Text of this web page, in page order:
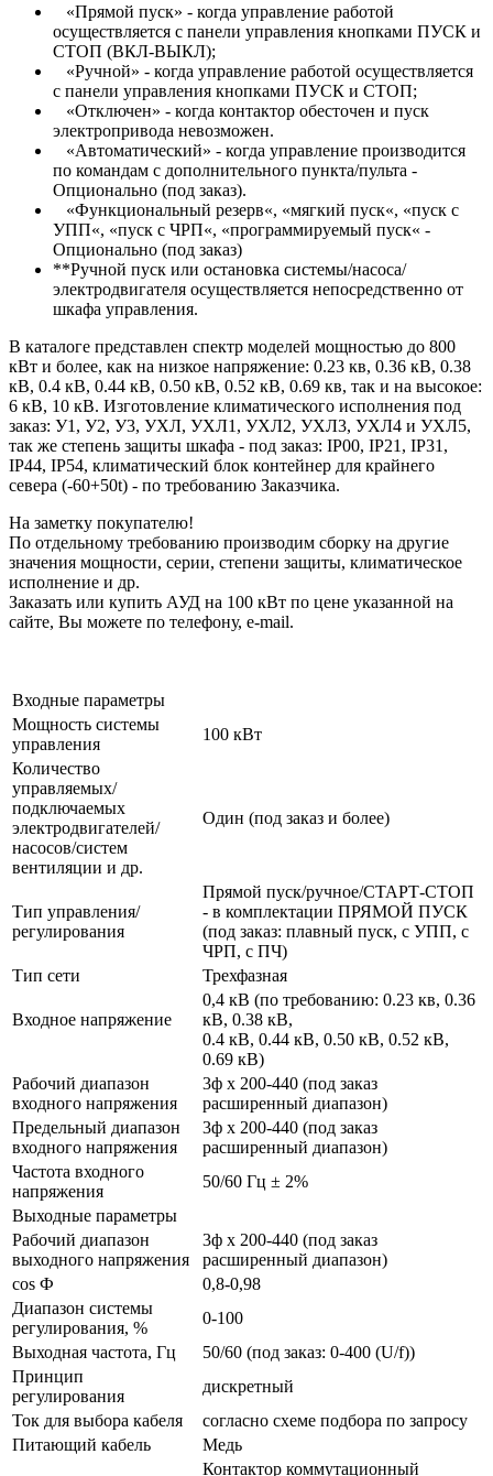
«Прямой пуск» - когда управление работой
осуществляется с панели управления кнопками ПУСК и
СТОП (ВКЛ-ВЫКЛ);
«Ручной» - когда управление работой осуществляется
с панели управления кнопками ПУСК и СТОП;
«Отключен» - когда контактор обесточен и пуск
электропривода невозможен.
«Автоматический» - когда управление производится
по командам с дополнительного пункта/пульта -
Опционально (под заказ).
«Функциональный резерв«, «мягкий пуск«, «пуск с
УПП«, «пуск с ЧРП«, «программируемый пуск« -
Опционально (под заказ)
**Ручной пуск или остановка системы/насоса/
электродвигателя осуществляется непосредственно от
шкафа управления.
В каталоге представлен спектр моделей мощностью до 800
кВт и более, как на низкое напряжение: 0.23 кв, 0.36 кВ, 0.38
кВ, 0.4 кВ, 0.44 кВ, 0.50 кВ, 0.52 кВ, 0.69 кв, так и на высокое:
6 кВ, 10 кВ. Изготовление климатического исполнения под
заказ: У1, У2, У3, УХЛ, УХЛ1, УХЛ2, УХЛ3, УХЛ4 и УХЛ5,
так же степень защиты шкафа - под заказ: IP00, IP21, IP31,
IP44, IP54, климатический блок контейнер для крайнего
севера (-60+50t) - по требованию Заказчика.
На заметку покупателю!
По отдельному требованию производим сборку на другие
значения мощности, серии, степени защиты, климатическое
исполнение и др.
Заказать или купить АУД на 100 кВт по цене указанной на
сайте, Вы можете по телефону, e-mail.
Входные параметры
Мощность системы
управления
100 кВт
Количество
управляемых/
подключаемых
электродвигателей/
насосов/систем
вентиляции и др.
Один (под заказ и более)
Тип управления/
регулирования
Прямой пуск/ручное/СТАРТ-СТОП
- в комплектации ПРЯМОЙ ПУСК
(под заказ: плавный пуск, с УПП, с
ЧРП, с ПЧ)
Тип сети
Трехфазная
Входное напряжение
0,4 кВ (по требованию: 0.23 кв, 0.36
кВ, 0.38 кВ,
0.4 кВ, 0.44 кВ, 0.50 кВ, 0.52 кВ,
0.69 кВ)
Рабочий диапазон
входного напряжения
3ф х 200-440 (под заказ
расширенный диапазон)
Предельный диапазон
входного напряжения
3ф х 200-440 (под заказ
расширенный диапазон)
Частота входного
напряжения
50/60 Гц ± 2%
Выходные параметры
Рабочий диапазон
выходного напряжения
3ф х 200-440 (под заказ
расширенный диапазон)
cos Ф
0,8-0,98
Диапазон системы
регулирования, %
0-100
Выходная частота, Гц
50/60 (под заказ: 0-400 (U/f))
Принцип
регулирования
дискретный
Ток для выбора кабеля
согласно схеме подбора по запросу
Питающий кабель
Медь
Контактор коммутационный